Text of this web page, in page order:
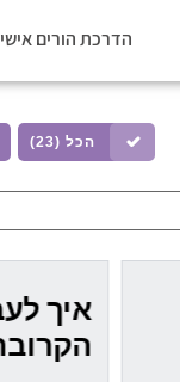
הדרכת הורים
הכל (23)
איך